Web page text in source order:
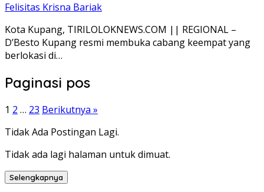
Felisitas Krisna Bariak
Kota Kupang, TIRILOLOKNEWS.COM || REGIONAL –
D’Besto Kupang resmi membuka cabang keempat yang
berlokasi di…
Paginasi pos
1 2 … 23 Berikutnya »
Tidak Ada Postingan Lagi.
Tidak ada lagi halaman untuk dimuat.
Selengkapnya